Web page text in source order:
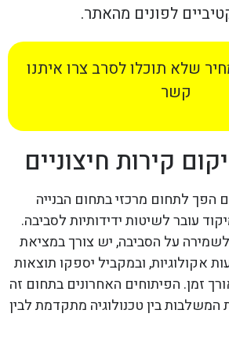
לפונים מהאתר.
שלא תוכלו לסרב צרו איתנו
קשר
קירות חיצוניים
הפך לתחום מרכזי בתחום הבנייה
עובר לשיטות ידידותיות לסביבה.
על הסביבה, יש צורך במציאת
אקולוגיות, ובמקביל יספקו תוצאות
זמן. הפיתוחים האחרונים בתחום זה
בין טכנולוגיה מתקדמת לבין